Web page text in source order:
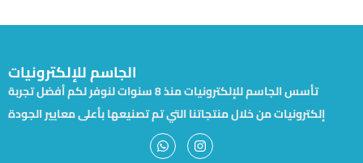
الجاسم للإلكترونيات
تأسس الجاسم للإلكترونيات منذ 8 سنوات لنوفر لكم أفضل تجربة
إلكترونيات من خلال منتجاتنا التي تم تصنيعها بأعلى معايير الجودة